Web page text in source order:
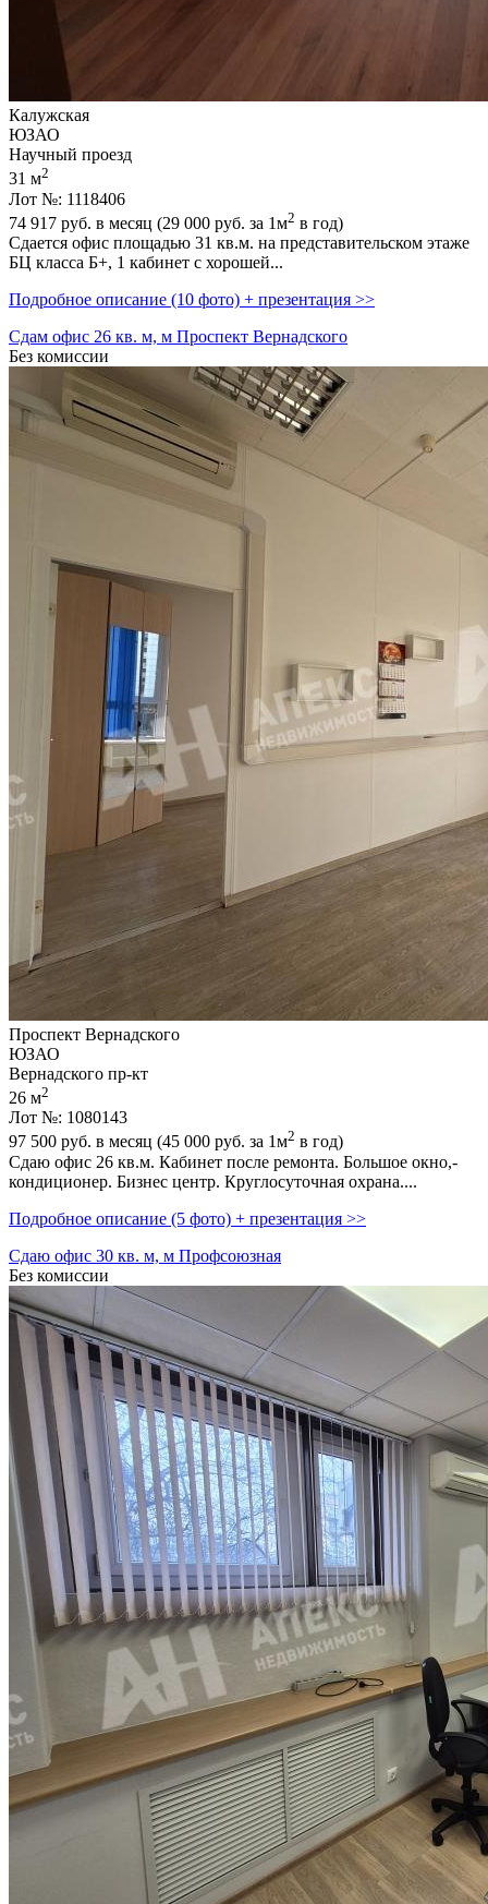
Калужская
ЮЗАО
Научный проезд
31 м2
Лот №: 1118406
74 917 руб. в месяц (29 000 руб. за 1м2 в год)
Сдается офис площадью 31 кв.м. на представительском этаже
БЦ класса Б+,­ 1 кабинет с хорошей...
Подробное описание (10 фото) + презентация >>
Сдам офис 26 кв. м, м Проспект Вернадского
Без комиссии
Проспект Вернадского
ЮЗАО
Вернадского пр-кт
26 м2
Лот №: 1080143
97 500 руб. в месяц (45 000 руб. за 1м2 в год)
Сдаю офис 26 кв.м. Кабинет после ремонта. Большое окно,­
кондиционер. Бизнес центр. Круглосуточная охрана....
Подробное описание (5 фото) + презентация >>
Сдаю офис 30 кв. м, м Профсоюзная
Без комиссии